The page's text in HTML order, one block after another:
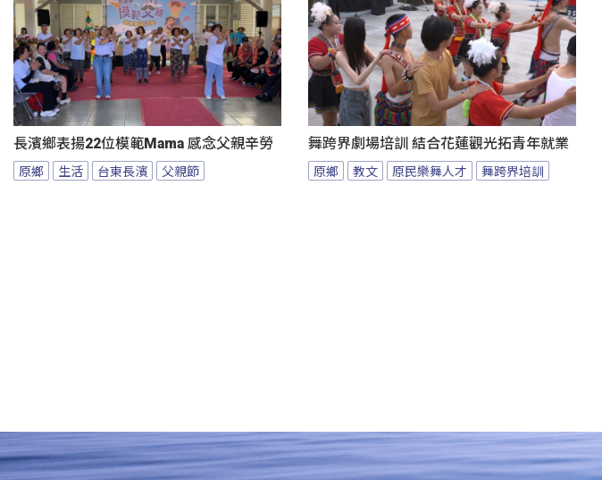
長濱鄉表揚22位模範Mama 感念父親辛勞
原鄉 生活 台東長濱 父親節
舞跨界劇場培訓 結合花蓮觀光拓青年就業
原鄉 教文 原民樂舞人才 舞跨界培訓